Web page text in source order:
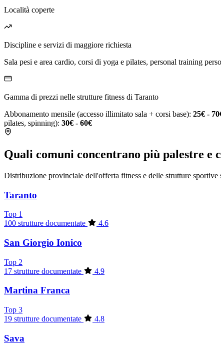
Località coperte
Discipline e servizi di maggiore richiesta
Sala pesi e area cardio, corsi di yoga e pilates, personal training
Gamma di prezzi nelle strutture fitness di Taranto
Abbonamento mensile (accesso illimitato sala + corsi base): 25€ -
pilates, spinning): 30€ - 60€
Quali comuni concentrano più palestre e
Distribuzione provinciale dell'offerta fitness e delle strutture sportive
Taranto
Top 1
100 strutture documentate
4.6
San Giorgio Ionico
Top 2
17 strutture documentate
4.9
Martina Franca
Top 3
19 strutture documentate
4.8
Sava